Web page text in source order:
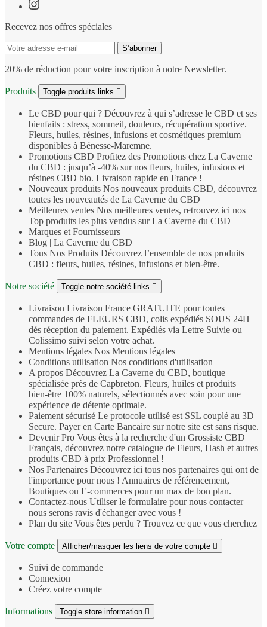
Recevez nos offres spéciales
20% de réduction pour votre inscription à notre Newsletter.
Produits Toggle produits links 
Le CBD pour qui ? Découvrez à qui s’adresse le CBD et ses
bienfaits : stress, sommeil, douleurs, récupération sportive.
Fleurs, huiles, résines, infusions et cosmétiques premium
disponibles à Bénesse‑Maremne.
Promotions CBD Profitez des Promotions chez La Caverne
du CBD : jusqu’à -40% sur nos fleurs, huiles, infusions et
résines CBD bio. Livraison rapide en France !
Nouveaux produits Nos nouveaux produits CBD, découvrez
toutes les nouveautés de La Caverne du CBD
Meilleures ventes Nos meilleures ventes, retrouvez ici nos
Top produits les plus vendus sur La Caverne du CBD
Marques et Fournisseurs
Blog | La Caverne du CBD
Tous Nos Produits Découvrez l’ensemble de nos produits
CBD : fleurs, huiles, résines, infusions et bien‑être.
Notre société Toggle notre société links 
Livraison Livraison France GRATUITE pour toutes
commandes de FLEURS CBD, colis expédiés SOUS 24H
dés réception du paiement. Expédiés via Lettre Suivie ou
Colissimo suivi selon votre achat.
Mentions légales Nos Mentions légales
Conditions utilisation Nos conditions d'utilisation
A propos Découvrez La Caverne du CBD, boutique
spécialisée près de Capbreton. Fleurs, huiles et produits
bien‑être 100% naturels, sélectionnés avec soin pour une
expérience de détente optimale.
Paiement sécurisé Le protocole utilisé est SSL couplé au 3D
Secure. Payer en Carte Bancaire sur notre site est sans risque.
Devenir Pro Vous êtes à la recherche d'un Grossiste CBD
Français, découvrez notre catalogue de Fleurs, Hash et autres
produits CBD à prix Professionnel !
Nos Partenaires Découvrez ici tous nos partenaires qui ont de
l'importance pour nous ! Annuaires de référencement,
Boutiques ou E-commerces pour un max de bon plan.
Contactez-nous Utiliser le formulaire pour nous contacter
nous serons ravis d'échanger avec vous !
Plan du site Vous êtes perdu ? Trouvez ce que vous cherchez
Votre compte Afficher/masquer les liens de votre compte 
Suivi de commande
Connexion
Créez votre compte
Informations Toggle store information 